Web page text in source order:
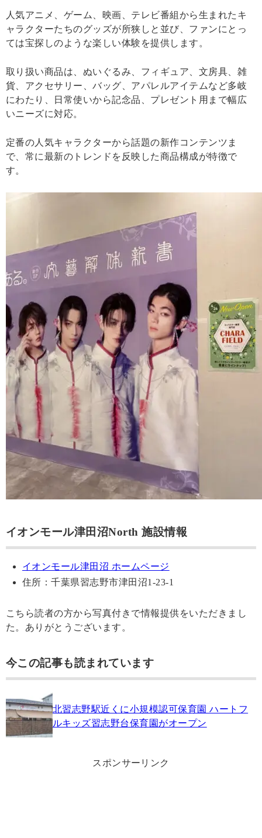
人気アニメ、ゲーム、映画、テレビ番組から生まれたキ
ャラクターたちのグッズが所狭しと並び、ファンにとっ
ては宝探しのような楽しい体験を提供します。
取り扱い商品は、ぬいぐるみ、フィギュア、文房具、雑
貨、アクセサリー、バッグ、アパレルアイテムなど多岐
にわたり、日常使いから記念品、プレゼント用まで幅広
いニーズに対応。
定番の人気キャラクターから話題の新作コンテンツま
で、常に最新のトレンドを反映した商品構成が特徴で
す。
イオンモール津田沼North 施設情報
イオンモール津田沼 ホームページ
住所：千葉県習志野市津田沼1-23-1
こちら読者の方から写真付きで情報提供をいただきまし
た。ありがとうございます。
今この記事も読まれています
北習志野駅近くに小規模認可保育園 ハートフ
ルキッズ習志野台保育園がオープン
スポンサーリンク